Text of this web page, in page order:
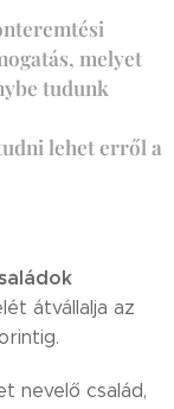
melyet
tudunk
lehet erről a
átvállalja az
nevelő család,